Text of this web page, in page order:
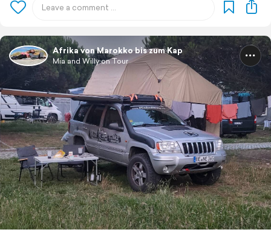
Afrika von Marokko bis zum Kap
Mia and Willy on Tour